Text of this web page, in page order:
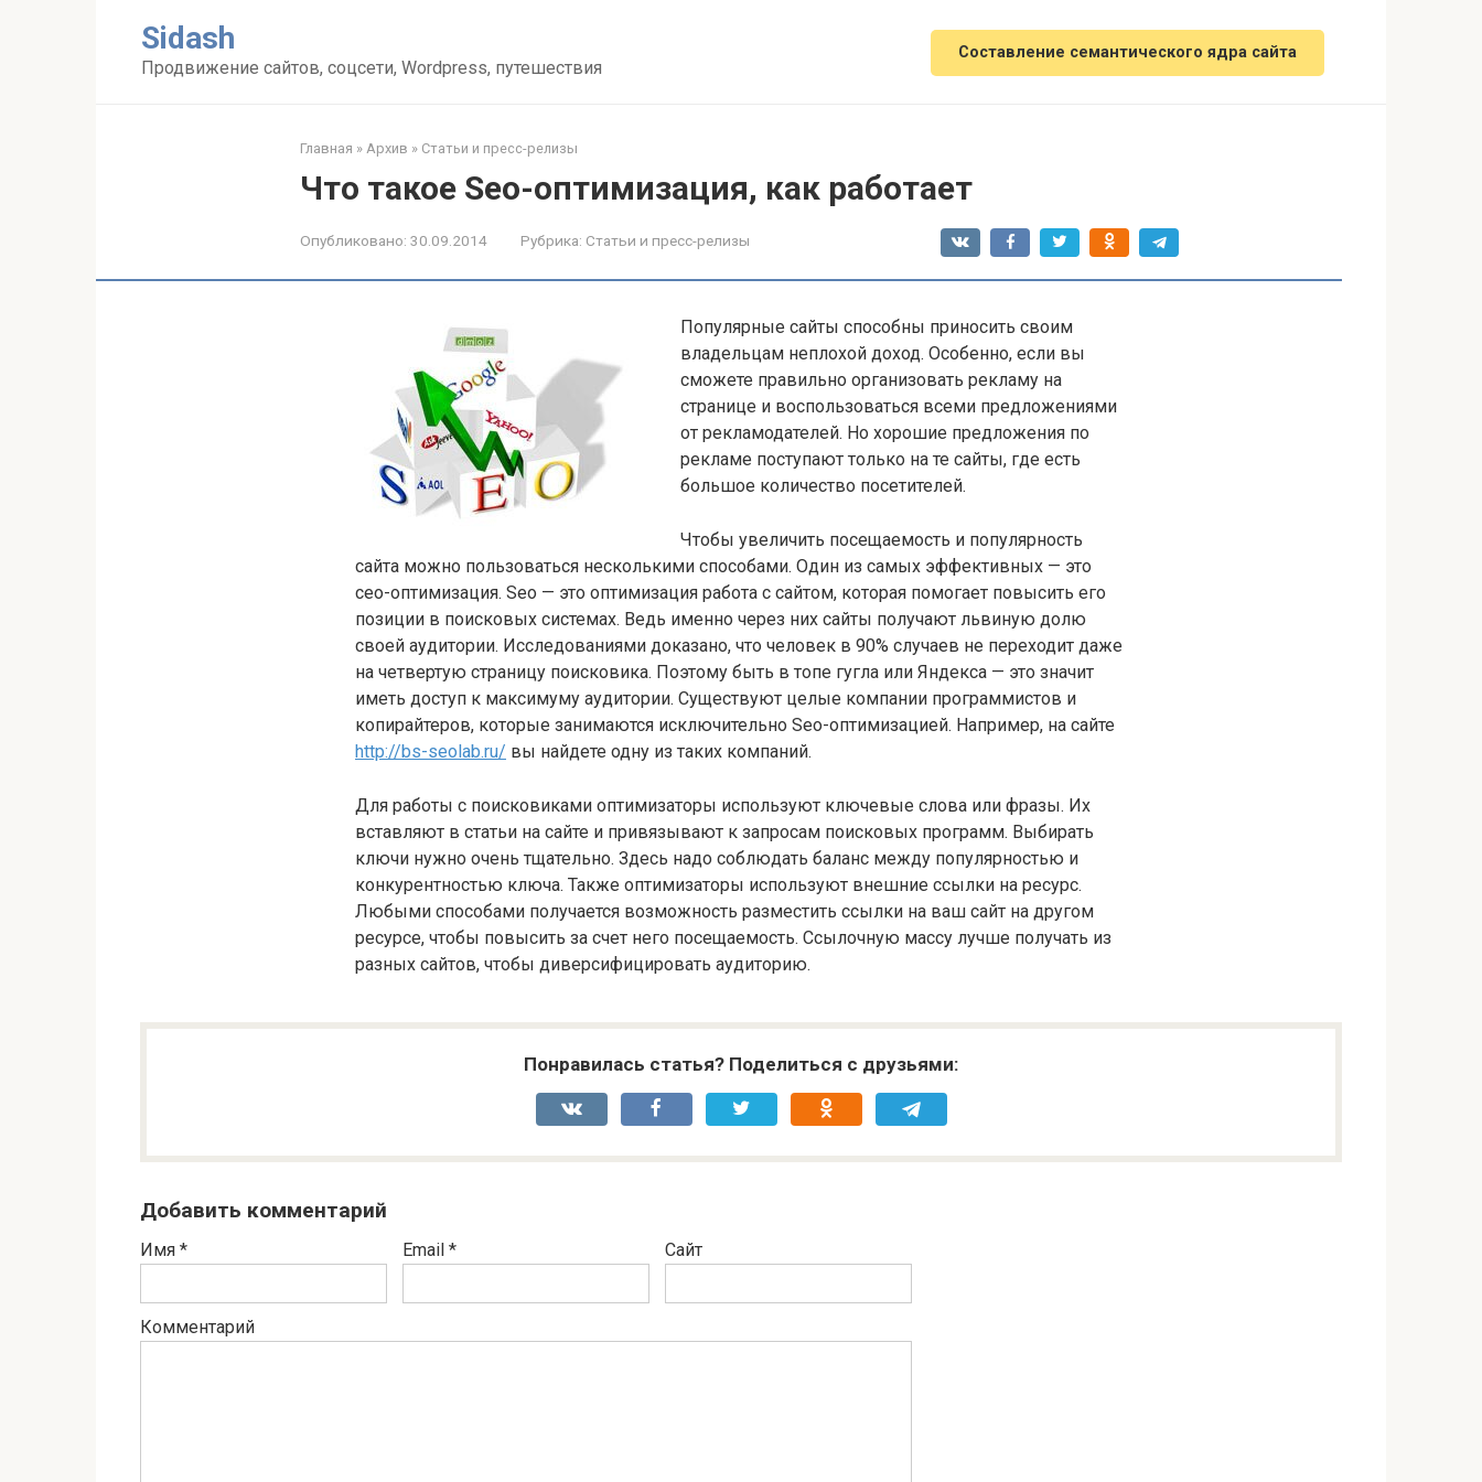
Sidash
Продвижение сайтов, соцсети, Wordpress, путешествия
Составление семантического ядра сайта
Главная » Архив » Статьи и пресс-релизы
Что такое Seo-оптимизация, как работает
Опубликовано: 30.09.2014 Рубрика: Статьи и пресс-релизы
Популярные сайты способны приносить своим
владельцам неплохой доход. Особенно, если вы
сможете правильно организовать рекламу на
странице и воспользоваться всеми предложениями
от рекламодателей. Но хорошие предложения по
рекламе поступают только на те сайты, где есть
большое количество посетителей.
Чтобы увеличить посещаемость и популярность
сайта можно пользоваться несколькими способами. Один из самых эффективных — это
сео-оптимизация. Seo — это оптимизация работа с сайтом, которая помогает повысить его
позиции в поисковых системах. Ведь именно через них сайты получают львиную долю
своей аудитории. Исследованиями доказано, что человек в 90% случаев не переходит даже
на четвертую страницу поисковика. Поэтому быть в топе гугла или Яндекса — это значит
иметь доступ к максимуму аудитории. Существуют целые компании программистов и
копирайтеров, которые занимаются исключительно Seo-оптимизацией. Например, на сайте
http://bs-seolab.ru/ вы найдете одну из таких компаний.
Для работы с поисковиками оптимизаторы используют ключевые слова или фразы. Их
вставляют в статьи на сайте и привязывают к запросам поисковых программ. Выбирать
ключи нужно очень тщательно. Здесь надо соблюдать баланс между популярностью и
конкурентностью ключа. Также оптимизаторы используют внешние ссылки на ресурс.
Любыми способами получается возможность разместить ссылки на ваш сайт на другом
ресурсе, чтобы повысить за счет него посещаемость. Ссылочную массу лучше получать из
разных сайтов, чтобы диверсифицировать аудиторию.
Понравилась статья? Поделиться с друзьями:
Добавить комментарий
Имя * Email * Сайт
Комментарий